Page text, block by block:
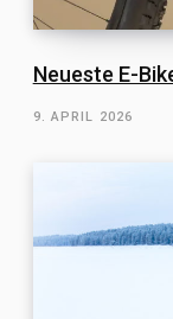
Neueste E-
9. APRIL 2026